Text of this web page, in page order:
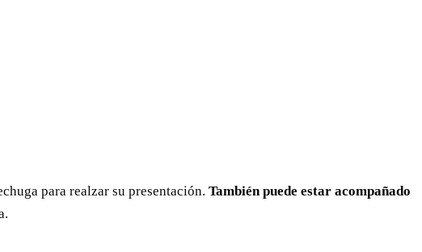
para realzar su presentación. También puede estar acompañado